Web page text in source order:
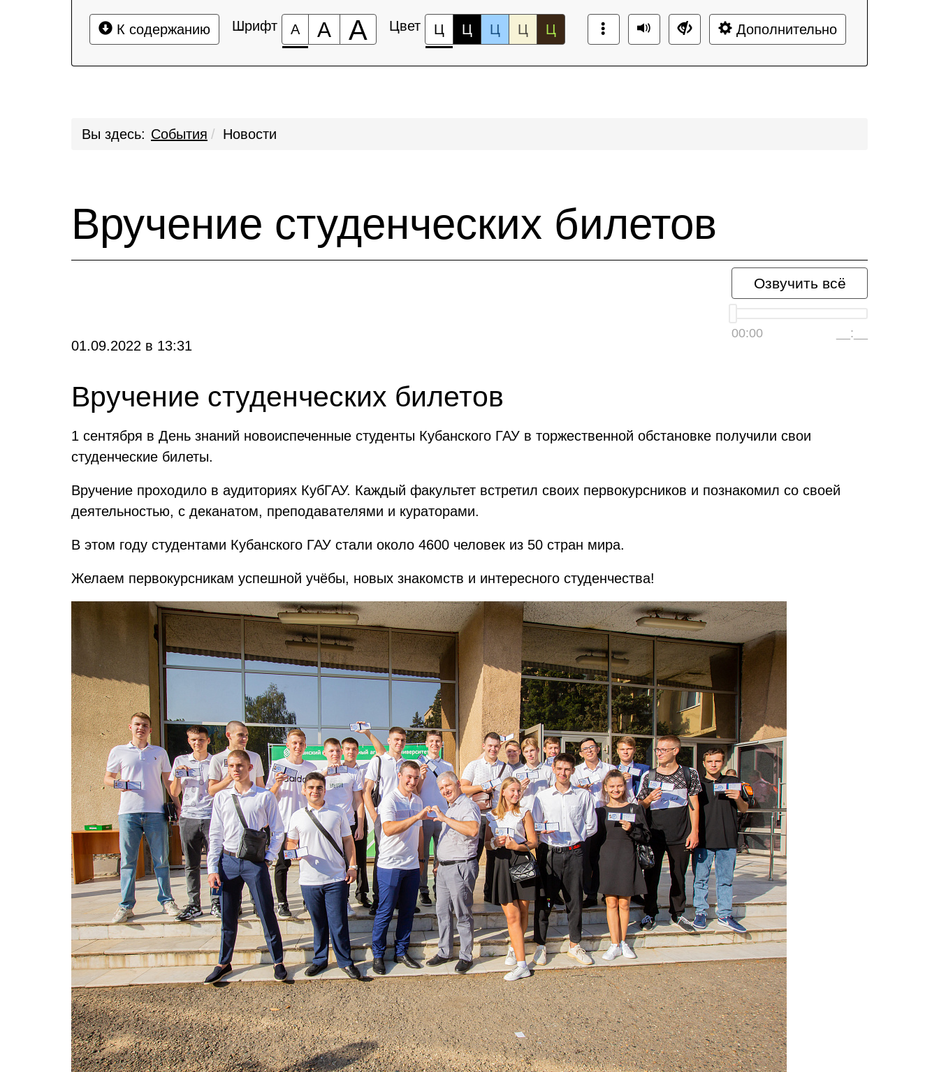
К содержанию Шрифт А А А Цвет Ц Ц Ц Ц Ц Дополнительно
Вы здесь: События Новости
Вручение студенческих билетов
Озвучить всё
00:00 __:__
01.09.2022 в 13:31
Вручение студенческих билетов
1 сентября в День знаний новоиспеченные студенты Кубанского ГАУ в торжественной обстановке получили свои
студенческие билеты.
Вручение проходило в аудиториях КубГАУ. Каждый факультет встретил своих первокурсников и познакомил со своей
деятельностью, с деканатом, преподавателями и кураторами.
В этом году студентами Кубанского ГАУ стали около 4600 человек из 50 стран мира.
Желаем первокурсникам успешной учёбы, новых знакомств и интересного студенчества!